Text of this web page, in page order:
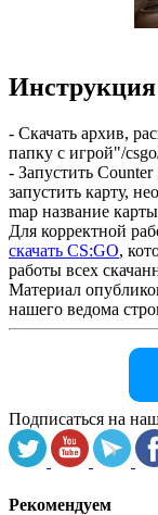
Инструкция
- Скачать архив,
папку с игрой"/
- Запустить
запустить карту,
map название карты
Для корректной
скачать CS:GO,
работы всех
Материал
нашего ведома
Подписаться на
Рекомендуем